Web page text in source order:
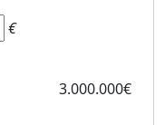
€
3.000.000€